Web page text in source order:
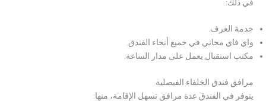
في ذلك:
خدمة الغرف.
واي فاي مجاني في جميع أنحاء الفندق.
مكتب استقبال يعمل على مدار الساعة.
مرافق فندق الخلفاء الفيصلية
يتوفر في الفندق عدة مرافق تسهل الإقامة، منها: